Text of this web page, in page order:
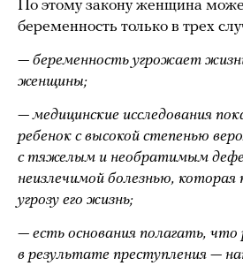
По этому закону женщина
беременность только в трех
— беременность угрожает
женщины;
— медицинские исследования
ребенок с высокой степенью
с тяжелым и необратимым
неизлечимой болезнью,
угрозу его жизнь;
— есть основания полагать,
в результате преступления —